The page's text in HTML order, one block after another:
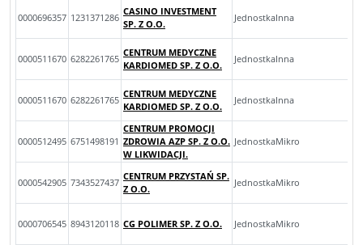
0000696357 1231371286
CASINO INVESTMENT
SP. Z O.O.
JednostkaInna
0000511670 6282261765
CENTRUM MEDYCZNE
KARDIOMED SP. Z O.O.
JednostkaInna
0000511670 6282261765
CENTRUM MEDYCZNE
KARDIOMED SP. Z O.O.
JednostkaInna
0000512495 6751498191
CENTRUM PROMOCJI
ZDROWIA AZP SP. Z O.O.
W LIKWIDACJI.
JednostkaMikro
0000542905 7343527437
CENTRUM PRZYSTAŃ SP.
Z O.O.
JednostkaMikro
0000706545 8943120118 CG POLIMER SP. Z O.O. JednostkaMikro